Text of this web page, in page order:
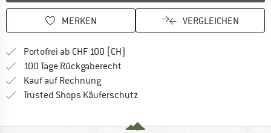
MERKEN VERGLEICHEN
Portofrei ab CHF 100 (CH)
100 Tage Rückgaberecht
Kauf auf RechnungFinde die Zahlungs-Infos hier! Öffnet
Trusted Shops Käuferschutz